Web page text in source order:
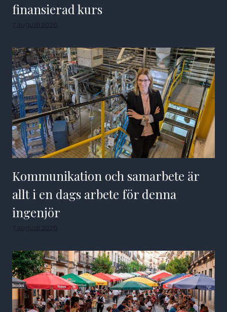
finansierad kurs
7 augusti 2026
Kommunikation och samarbete är
allt i en dags arbete för denna
ingenjör
7 augusti 2026